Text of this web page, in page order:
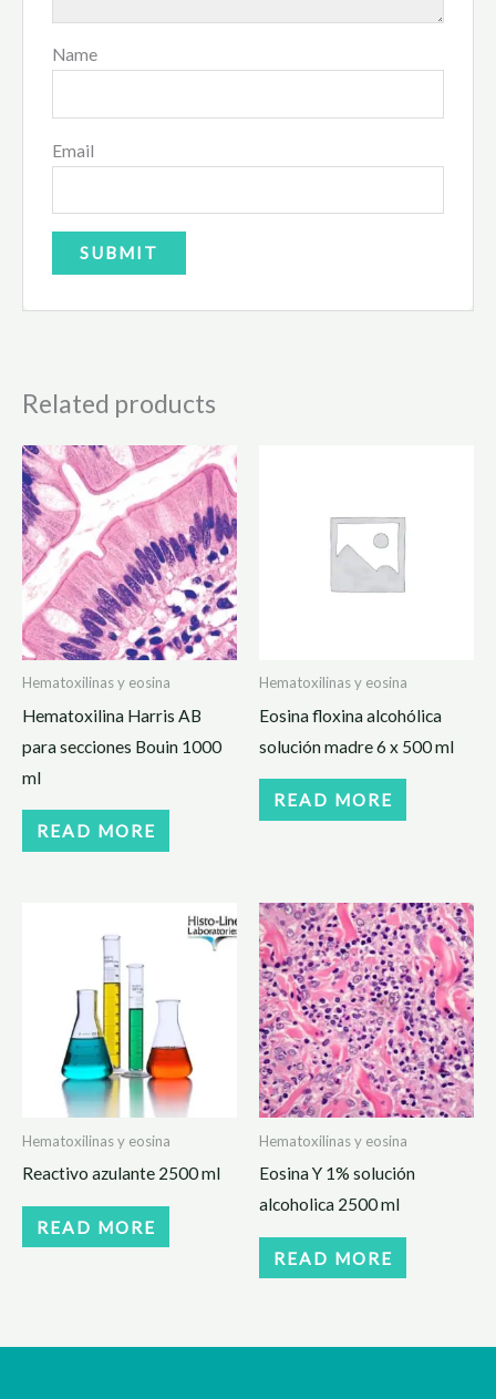
Name
Email
Related products
Hematoxilinas y eosina
Hematoxilina Harris AB
para secciones Bouin 1000
ml
READ MORE
Hematoxilinas y eosina
Eosina floxina alcohólica
solución madre 6 x 500 ml
READ MORE
Hematoxilinas y eosina
Reactivo azulante 2500 ml
READ MORE
Hematoxilinas y eosina
Eosina Y 1% solución
alcoholica 2500 ml
READ MORE